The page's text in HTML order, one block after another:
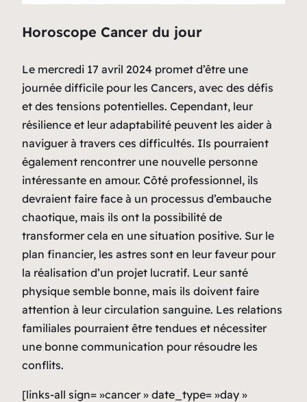
Horoscope Cancer du jour
Le mercredi 17 avril 2024 promet d’être une
journée difficile pour les Cancers, avec des défis
et des tensions potentielles. Cependant, leur
résilience et leur adaptabilité peuvent les aider à
naviguer à travers ces difficultés. Ils pourraient
également rencontrer une nouvelle personne
intéressante en amour. Côté professionnel, ils
devraient faire face à un processus d’embauche
chaotique, mais ils ont la possibilité de
transformer cela en une situation positive. Sur le
plan financier, les astres sont en leur faveur pour
la réalisation d’un projet lucratif. Leur santé
physique semble bonne, mais ils doivent faire
attention à leur circulation sanguine. Les relations
familiales pourraient être tendues et nécessiter
une bonne communication pour résoudre les
conflits.
[links-all sign= »cancer » date_type= »day »